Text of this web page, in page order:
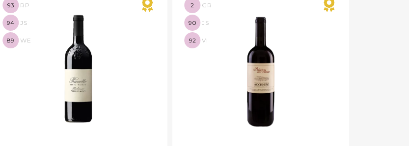
93 RP
94 JS
89 WE
2 GR
90 JS
92 VI